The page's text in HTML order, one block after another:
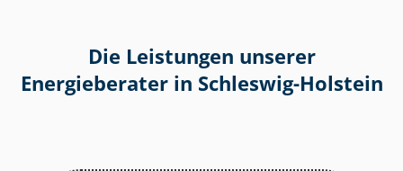
Die Leistungen unserer
Energieberater in Schleswig-Holstein